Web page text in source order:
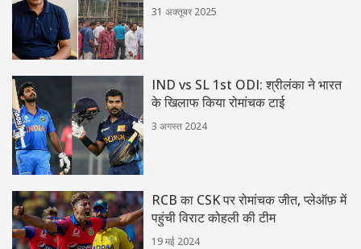
31 अक्तूबर 2025
IND vs SL 1st ODI: श्रीलंका ने भारत
के खिलाफ किया रोमांचक टाई
3 अगस्त 2024
RCB का CSK पर रोमांचक जीत, प्लेऑफ़ में
पहुंची विराट कोहली की टीम
19 मई 2024